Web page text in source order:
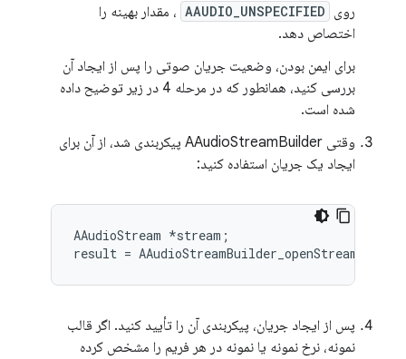
روی AAUDIO_UNSPECIFIED ، مقدار بهینه را
اختصاص دهد.
برای ایمن بودن، وضعیت جریان صوتی را پس از ایجاد آن
بررسی کنید، همانطور که در مرحله 4 در زیر توضیح داده
شده است.
وقتی AAudioStreamBuilder پیکربندی شد، از آن برای
ایجاد یک جریان استفاده کنید:
AAudioStream *stream;
پس از ایجاد جریان، پیکربندی آن را تأیید کنید. اگر قالب
نمونه، نرخ نمونه یا نمونه در هر فریم را مشخص کرده